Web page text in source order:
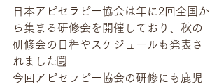
日本アピセラピー協会は年に2回全国か
ら集まる研修会を開催しており、秋の
研修会の日程やスケジュールも発表さ
れました🗒
今回アピセラピー協会の研修にも鹿児